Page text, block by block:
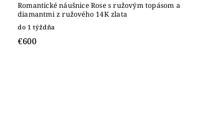
Romantické náušnice Rose s ružovým topásom a
diamantmi z ružového 14K zlata
do 1 týždňa
€600